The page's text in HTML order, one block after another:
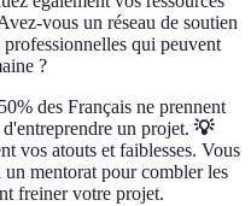
vous un réseau de soutien
qui peuvent
?
des Français ne prennent
un projet. 💡
vos atouts et faiblesses. Vous
mentorat pour combler les
freiner votre projet.